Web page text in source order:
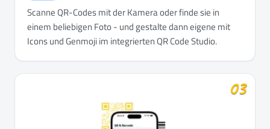
Scanne QR-Codes mit der Kamera oder finde sie in
einem beliebigen Foto - und gestalte dann eigene mit
Icons und Genmoji im integrierten QR Code Studio.
03